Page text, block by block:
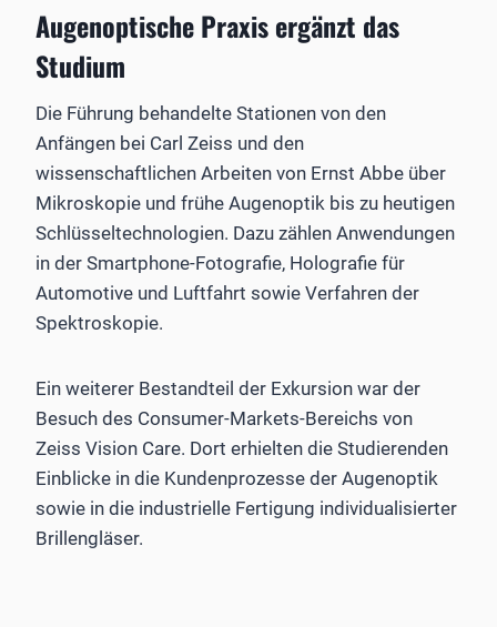
Augenoptische Praxis ergänzt das
Studium
Die Führung behandelte Stationen von den
Anfängen bei Carl Zeiss und den
wissenschaftlichen Arbeiten von Ernst Abbe über
Mikroskopie und frühe Augenoptik bis zu heutigen
Schlüsseltechnologien. Dazu zählen Anwendungen
in der Smartphone-Fotografie, Holografie für
Automotive und Luftfahrt sowie Verfahren der
Spektroskopie.
Ein weiterer Bestandteil der Exkursion war der
Besuch des Consumer-Markets-Bereichs von
Zeiss Vision Care. Dort erhielten die Studierenden
Einblicke in die Kundenprozesse der Augenoptik
sowie in die industrielle Fertigung individualisierter
Brillengläser.